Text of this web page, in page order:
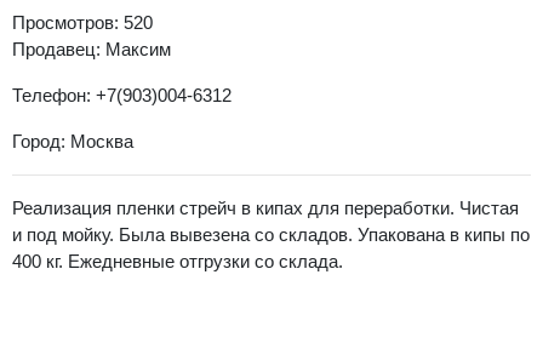
Просмотров: 520
Продавец: Максим
Телефон: +7(903)004-6312
Город: Москва
Реализация пленки стрейч в кипах для переработки. Чистая
и под мойку. Была вывезена со складов. Упакована в кипы по
400 кг. Ежедневные отгрузки со склада.